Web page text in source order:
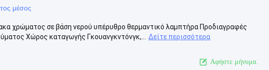
μέσος
χρώματος σε βάση νερού υπέρυθρο θερμαντικό λαμπτήρα Προδιαγραφές
Χώρος καταγωγής Γκουανγκντόνγκ,...
Δείτε περισσότερα
Αφήστε μήνυμα.